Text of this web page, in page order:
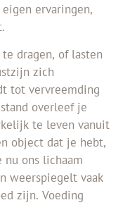
ervaringen,
dragen, of lasten
zich
tot vervreemding
overleef je
te leven vanuit
object dat je hebt,
ons lichaam
weerspiegelt vaak
zijn. Voeding